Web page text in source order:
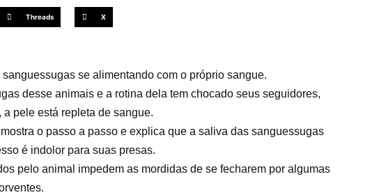
Threads X
se alimentando com o próprio sangue.
desse animais e a rotina dela tem chocado seus seguidores,
pele está repleta de sangue.
o passo a passo e explica que a saliva das sanguessugas
é indolor para suas presas.
pelo animal impedem as mordidas de se fecharem por algumas